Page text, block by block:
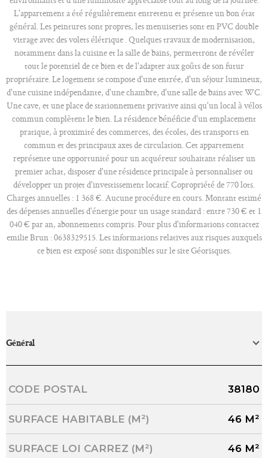
L'appartement a été régulièrement entretenu et présente un bon état
général. Les peintures sont propres, les menuiseries sont en PVC double
vitrage avec des volets élétrique . Quelques travaux de modernisation,
notamment dans la cuisine et la salle de bains, permettront de révéler
tout le potentiel de ce bien et de l'adapter aux goûts de son futur
propriétaire. Le logement se compose d'une entrée, d'un séjour lumineux,
d'une cuisine indépendante, d'une chambre, d'une salle de bains avec WC.
Une cave, et une place de stationnement privative ainsi qu'un local à vélos
commun complètent le bien. La résidence bénéficie d'un emplacement
pratique, à proximité des commerces, des écoles, des transports en
commun et des principaux axes de circulation. Cet appartement
représente une opportunité pour un acquéreur souhaitant réaliser un
premier achat, disposer d'une résidence principale à personnaliser ou
développer un projet d'investissement locatif. Copropriété de 770 lots.
Charges annuelles : 1 368 €. Aucune procédure en cours. Montant estimé
des dépenses annuelles d'énergie pour un usage standard : entre 730 € et 1
040 € par an, abonnements compris. Pour plus d'informations contactez
emilie Brun : 0638329515. Les informations relatives aux risques auxquels
ce bien est exposé sont disponibles sur le site Géorisques.
Général
Caractérisque Valeurs
CODE POSTAL 38180
SURFACE HABITABLE (M²) 46 M²
SURFACE LOI CARREZ (M²) 46 M²